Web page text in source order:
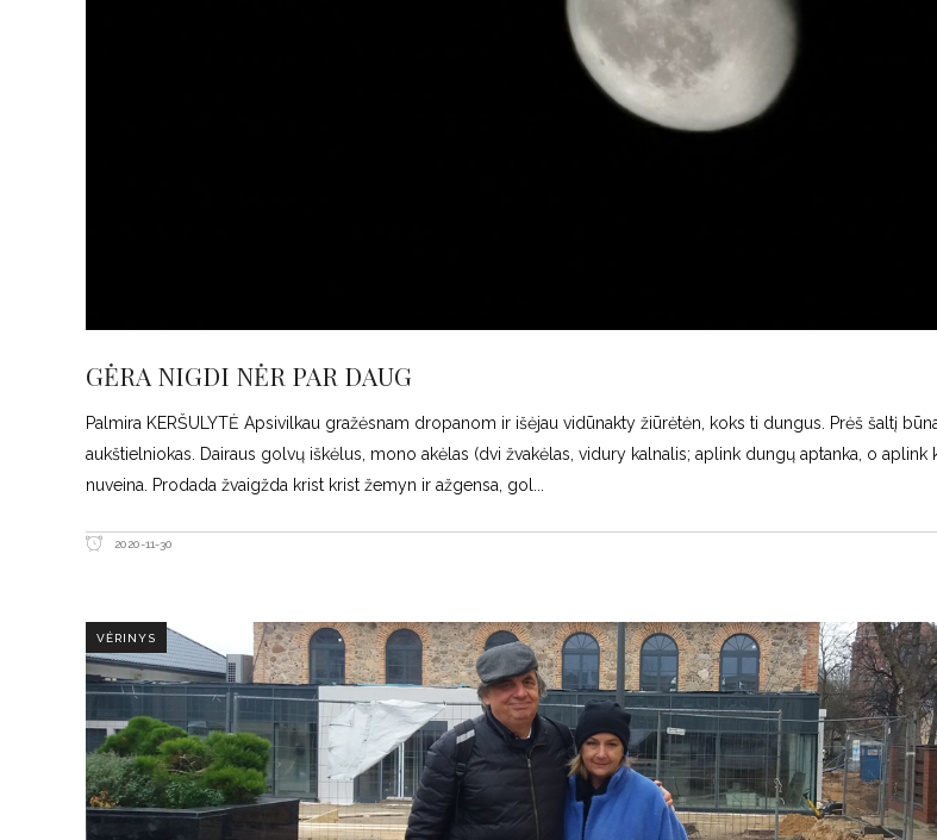
GĖRA NIGDI NĖR PAR DAUG
Palmira KERŠULYTĖ Apsivilkau gražėsnam dropanom ir išėjau vidūnakty žiūrėtėn, koks ti dungus. Prėš šaltį
aukštielniokas. Dairaus golvų iškėlus, mono akėlas (dvi žvakėlas, vidury kalnalis; aplink dungų aptanka, o aplink
nuveina. Prodada žvaigžda krist krist žemyn ir ažgensa, gol
2020-11-30
VĖRINYS